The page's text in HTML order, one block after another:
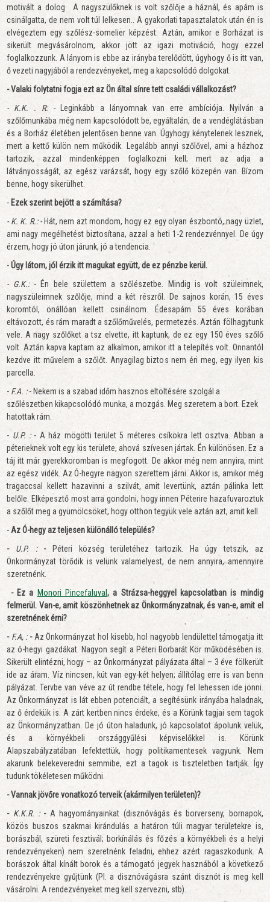
motivált a dolog . A nagyszülőknek is volt szőlője a háznál, és apám is
csinálgatta, de nem volt túl lelkesen.. A gyakorlati tapasztalatok után én is
elvégeztem egy szőlész-somelier képzést. Aztán, amikor e Borházat is
sikerült megvásárolnom, akkor jött az igazi motiváció, hogy ezzel
foglalkozzunk. A lányom is ebbe az irányba terelődött, úgyhogy ő is itt van,
ő vezeti nagyjából a rendezvényeket, meg a kapcsolódó dolgokat.
- Valaki folytatni fogja ezt az Ön által sínre tett családi vállalkozást?
- K.K. . R: -Leginkább a lányomnak van erre ambíciója. Nyilván a
szőlőmunkába még nem kapcsolódott be, egyáltalán, de a vendéglátásban
és a Borház életében jelentősen benne van. Úgyhogy kénytelenek lesznek,
mert a kettő külön nem működik. Legalább annyi szőlővel, ami a házhoz
tartozik, azzal mindenképpen foglalkozni kell; mert az adja a
látványosságát, az egész varázsát, hogy egy szőlő közepén van. Bízom
benne, hogy sikerülhet.
- Ezek szerint bejött a számítása?
- K. K. R.: - Hát, nem azt mondom, hogy ez egy olyan észbontó, nagy üzlet,
ami nagy megélhetést biztosítana, azzal a heti 1-2 rendezvénnyel. De úgy
érzem, hogy jó úton járunk, jó a tendencia.
-Úgy látom, jól érzik itt magukat együtt, de ez pénzbe kerül.
- G.K.:- Én bele születtem a szőlészetbe. Mindig is volt szüleimnek,
nagyszüleimnek szőlője, mind a két részről. De sajnos korán, 15 éves
koromtól, önállóan kellett csinálnom. Édesapám 55 éves korában
eltávozott, és rám maradt a szőlőművelés, permetezés. Aztán fölhagytunk
vele. A nagy szőlőket a tsz elvette, itt kaptunk, de ez egy 150 éves szőlő
volt. Aztán kapva kaptam az alkalmon, amikor itt a telepítés volt. Onnantól
kezdve itt művelem a szőlőt. Anyagilag biztos nem éri meg, egy ilyen kis
parcella.
- F.A. :- Nekem is a szabad időm hasznos eltöltésére szolgál a
szőlészetben kikapcsolódó munka, a mozgás. Meg szeretem a bort. Ezek
hatottak rám.
- U.P. : - A ház mögötti terület 5 méteres csíkokra lett osztva. Abban a
péterieknek volt egy kis területe, ahová szívesen jártak. Én különösen. Ez a
táj itt már gyerekkoromban is megfogott. De akkor még nem annyira, mint
az egész vidék. Az Ó-hegyre nagyon szerettem járni. Akkor is, amikor még
tragaccsal kellett hazavinni a szilvát, amit levertünk, aztán pálinka lett
belőle. Elképesztő most arra gondolni, hogy innen Péterire hazafuvaroztuk
a szőlőt meg a gyümölcsöket, hogy otthon tegyük vele aztán azt, amit kell.
- Az Ó-hegy az teljesen különálló település?
-U.P. :-
Péteri község területéhez tartozik. Ha úgy tetszik, az
Önkormányzat törődik is velünk valamelyest, de nem annyira, amennyire
szeretnénk.
- Ez a Monori Pincefaluval , a Strázsa-heggyel kapcsolatban is mindig
felmerül. Van-e, amit köszönhetnek az Önkormányzatnak, és van-e, amit el
szeretnének érni?
-F.A, :-Az Önkormányzat hol kisebb, hol nagyobb lendülettel támogatja itt
az ó-hegyi gazdákat. Nagyon segít a Péteri Borbarát Kör működésében is.
Sikerült elintézni, hogy – azÖnkormányzat pályázata által – 3 éve fölkerült
ide az áram. Víz nincsen, kút van egy-két helyen; állítólag erre is van benn
pályázat. Tervbe van véve az út rendbe tétele, hogy fel lehessen ide jönni.
Az Önkormányzat is lát ebben potenciált, a segítésünk irányába haladnak,
az ő érdekük is. A zárt kertben nincs érdeke, és a Körünk tagjai sem tagok
az Önkormányzatban. De jó úton haladunk, jó kapcsolatot ápolunk velük,
és a környékbeli országgyűlési képviselőkkel is. Körünk
Alapszabályzatában lefektettük, hogy politikamentesek vagyunk. Nem
akarunk belekeveredni semmibe, ezt a tagok is tiszteletben tartják. Így
tudunk tökéletesen működni.
- Vannak jövőre vonatkozó terveik (akármilyen területen)?
-K.K.R. :- A hagyományainkat (disznóvágás és borverseny, bornapok,
közös buszos szakmai kirándulás a határon túli magyar területekre is,
borászbál, szüreti fesztivál; borkínálás és főzés a környékbeli és a helyi
rendezvényeken) nem szeretnénk feladni, ehhez azért ragaszkodunk. A
borászok által kínált borok és a támogató jegyek hasznából a következő
rendezvényekre gyűjtünk (Pl. a disznóvágásra szánt disznót is meg kell
vásárolni. A rendezvényeket meg kell szervezni, stb).